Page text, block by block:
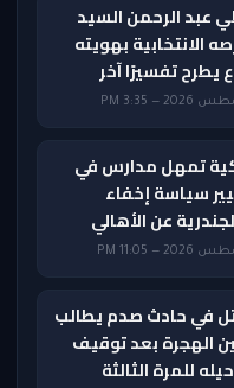
عبد الرحمن السيد
الانتخابية بهويته
يطرح تفسيرًا آخر
تمهل مدارس في
لتغيير سياسة إخفاء
عن الأهالي
في حادث صدم يطالب
الهجرة بعد توقيف
للمرة الثالثة